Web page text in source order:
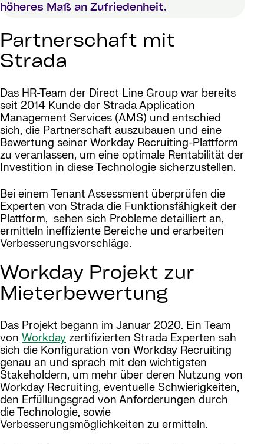
höheres Maß an Zufriedenheit.
Partnerschaft mit
Strada
Das HR-Team der Direct Line Group war bereits
seit 2014 Kunde der Strada Application
Management Services (AMS) und entschied
sich, die Partnerschaft auszubauen und eine
Bewertung seiner Workday Recruiting-Plattform
zu veranlassen, um eine optimale Rentabilität der
Investition in diese Technologie sicherzustellen.
Bei einem Tenant Assessment überprüfen die
Experten von Strada die Funktionsfähigkeit der
Plattform, sehen sich Probleme detailliert an,
ermitteln ineffiziente Bereiche und erarbeiten
Verbesserungsvorschläge.
Workday Projekt zur
Mieterbewertung
Das Projekt begann im Januar 2020. Ein Team
von Workday zertifizierten Strada Experten sah
sich die Konfiguration von Workday Recruiting
genau an und sprach mit den wichtigsten
Stakeholdern, um mehr über deren Nutzung von
Workday Recruiting, eventuelle Schwierigkeiten,
den Erfüllungsgrad von Anforderungen durch
die Technologie, sowie
Verbesserungsmöglichkeiten zu ermitteln.